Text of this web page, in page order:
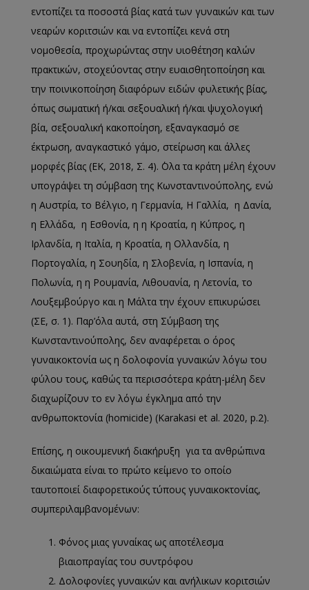
εντοπίζει τα ποσοστά βίας κατά των γυναικών και των
νεαρών κοριτσιών και να εντοπίζει κενά στη
νομοθεσία, προχωρώντας στην υιοθέτηση καλών
πρακτικών, στοχεύοντας στην ευαισθητοποίηση και
την ποινικοποίηση διαφόρων ειδών φυλετικής βίας,
όπως σωματική ή/και σεξουαλική ή/και ψυχολογική
βία, σεξουαλική κακοποίηση, εξαναγκασμό σε
έκτρωση, αναγκαστικό γάμο, στείρωση και άλλες
μορφές βίας (ΕΚ, 2018, Σ. 4). ΄Ολα τα κράτη μέλη έχουν
υπογράψει τη σύμβαση της Κωνσταντινούπολης, ενώ
η Αυστρία, το Βέλγιο, η Γερμανία, Η Γαλλία, η Δανία,
η Ελλάδα, η Εσθονία, η η Κροατία, η Κύπρος, η
Ιρλανδία, η Ιταλία, η Κροατία, η Ολλανδία, η
Πορτογαλία, η Σουηδία, η Σλοβενία, η Ισπανία, η
Πολωνία, η η Ρουμανία, Λιθουανία, η Λετονία, το
Λουξεμβούργο και η Μάλτα την έχουν επικυρώσει
(ΣΕ, σ. 1). Παρ’όλα αυτά, στη Σύμβαση της
Κωνσταντινούπολης, δεν αναφέρεται ο όρος
γυναικοκτονία ως η δολοφονία γυναικών λόγω του
φύλου τους, καθώς τα περισσότερα κράτη-μέλη δεν
διαχωρίζουν το εν λόγω έγκλημα από την
ανθρωποκτονία (homicide) (Karakasi et al. 2020, p.2).
Επίσης, η οικουμενική διακήρυξη για τα ανθρώπινα
δικαιώματα είναι το πρώτο κείμενο το οποίο
ταυτοποιεί διαφορετικούς τύπους γυναικοκτονίας,
συμπεριλαμβανομένων:
Φόνος μιας γυναίκας ως αποτέλεσμα
βιαιοπραγίας του συντρόφου
Δολοφονίες γυναικών και ανήλικων κοριτσιών